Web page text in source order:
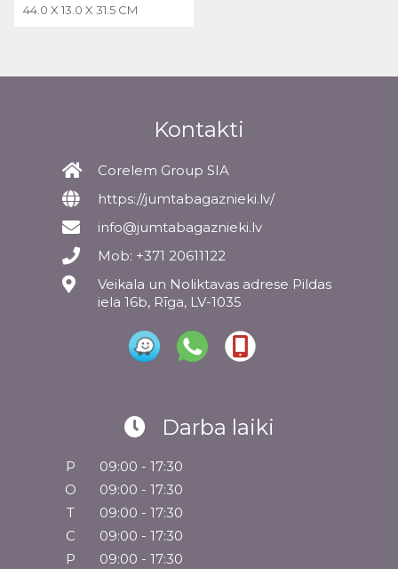
44.0 X 13.0 X 31.5 CM
Kontakti
Corelem Group SIA
https://jumtabagaznieki.lv/
info@jumtabagaznieki.lv
Mob: +371 20611122
Veikala un Noliktavas adrese Pildas
iela 16b, Rīga, LV-1035
Darba laiki
P
09:00 - 17:30
O
09:00 - 17:30
T
09:00 - 17:30
C
09:00 - 17:30
P
09:00 - 17:30